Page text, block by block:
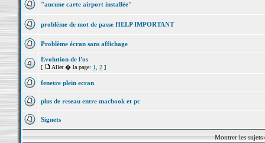
"aucune carte airport installée"
problème de mot de passe HELP IMPORTANT
Problème écran sans affichage
Evolution de l'os
[ Aller � la page: 1 2]
fenetre plein ecran
plus de reseau entre macbook et pc
Signets
Montrer les